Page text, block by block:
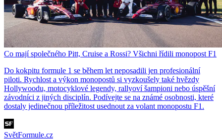
Co mají společného Pitt, Cruise a Rossi? Všichni řídili monopost F1
Do kokpitu formule 1 se během let neposadili jen profesionální
piloti. Rychlost a výkon monopostů si vyzkoušely také hvězdy
Hollywoodu, motocyklové legendy, rallyoví šampioni nebo úspěšní
závodníci z jiných disciplín. Podívejte se na známé osobnosti, které
dostaly jedinečnou příležitost usednout za volant monopostu F1.
SvětFormule.cz